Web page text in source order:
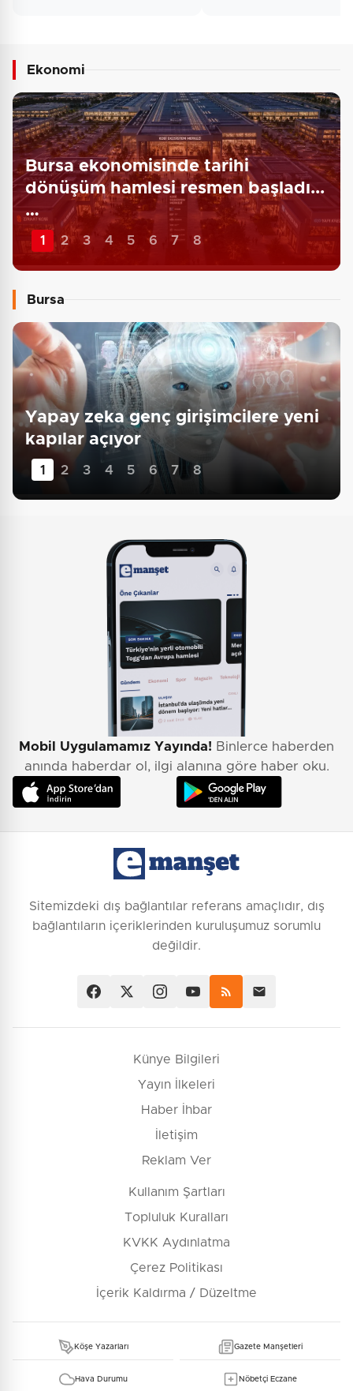
Ekonomi
Bursa ekonomisinde tarihi
dönüşüm hamlesi resmen başladı...
…
1 2 3 4 5 6 7 8
Bursa
Yapay zeka genç girişimcilere yeni
kapılar açıyor
1 2 3 4 5 6 7 8
Mobil Uygulamamız Yayında! Binlerce haberden
anında haberdar ol, ilgi alanına göre haber oku.
Sitemizdeki dış bağlantılar referans amaçlıdır, dış
bağlantıların içeriklerinden kuruluşumuz sorumlu
değildir.
Künye Bilgileri
Yayın İlkeleri
Haber İhbar
İletişim
Reklam Ver
Kullanım Şartları
Topluluk Kuralları
KVKK Aydınlatma
Çerez Politikası
İçerik Kaldırma / Düzeltme
Köşe Yazarları Gazete Manşetleri
Hava Durumu Nöbetçi Eczane